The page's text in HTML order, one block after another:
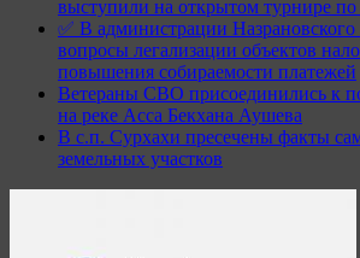
выступили на открытом турнире
✅ В администрации Назрановского
вопросы легализации объектов
повышения собираемости платежей
Ветераны СВО присоединились к
на реке Асса Бекхана Аушева
В с.п. Сурхахи пресечены факты
земельных участков